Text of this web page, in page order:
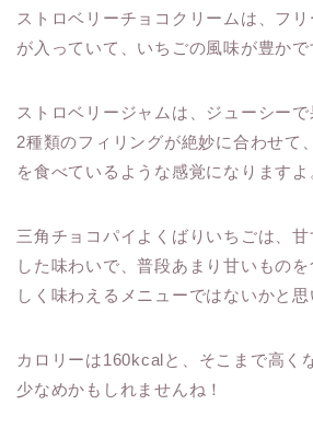
ストロベリーチョコクリームは、フ
が入っていて、いちごの風味が豊かで
ストロベリージャムは、ジューシーで
2種類のフィリングが絶妙に合わせて
を食べているような感覚になりますよ
三角チョコパイよくばりいちごは、
した味わいで、普段あまり甘いもの
しく味わえるメニューではないかと思
カロリーは160kcalと、そこまで高く
少なめかもしれませんね！